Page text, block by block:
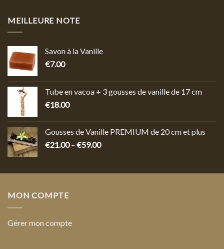
MEILLEURE NOTE
Savon à la Vanille
€7.00
Tube en vacoa + 3 gousses de vanille de 17 cm
€18.00
Gousses de Vanille PREMIUM de 20 cm et plus
€21.00– €59.00
MON COMPTE
Gérer mon compte